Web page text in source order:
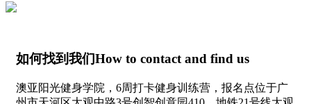
如何找到我们How to contact and find us
澳亚阳光健身学院，6周打卡健身训练营，报名点位于广